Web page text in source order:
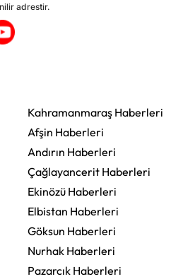
adrestir.
Kahramanmaraş Haberleri
Afşin Haberleri
Andırın Haberleri
Çağlayancerit Haberleri
Ekinözü Haberleri
Elbistan Haberleri
Göksun Haberleri
Nurhak Haberleri
Pazarcık Haberleri